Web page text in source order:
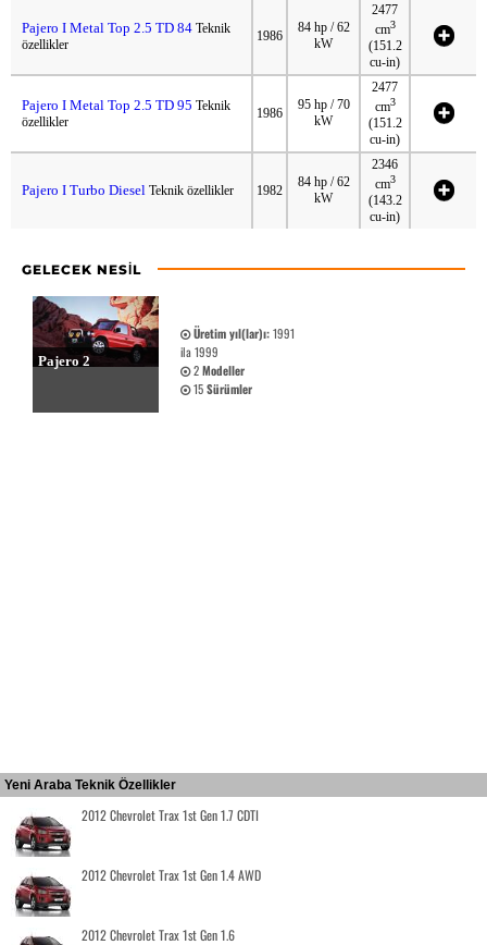
Pajero I Metal Top 2.5 TD 84 Teknik
özellikler
1986
84 hp / 62
kW
2477
cm3
(151.2
cu-in)
Pajero I Metal Top 2.5 TD 95 Teknik
özellikler
1986
95 hp / 70
kW
2477
cm3
(151.2
cu-in)
Pajero I Turbo Diesel Teknik özellikler 1982
84 hp / 62
kW
2346
cm3
(143.2
cu-in)
GELECEK NESIL
Pajero 2
Üretim yıl(lar)ı:1991
ila 1999
2Modeller
15Sürümler
Yeni Araba Teknik Özellikler
2012 Chevrolet Trax 1st Gen 1.7 CDTI
2012 Chevrolet Trax 1st Gen 1.4 AWD
2012 Chevrolet Trax 1st Gen 1.6